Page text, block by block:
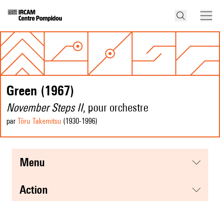
Green (1967)
November Steps II, pour orchestre
par Tōru Takemitsu (1930-1996)
menu
action